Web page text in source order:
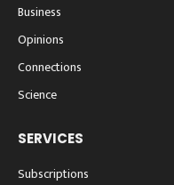
Business
Opinions
Connections
Science
SERVICES
Subscriptions